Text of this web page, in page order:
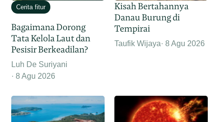
Cerita fitur
Bagaimana Dorong
Tata Kelola Laut dan
Pesisir Berkeadilan?
Luh De Suriyani
8 Agu 2026
Kisah Bertahannya
Danau Burung di
Tempirai
Taufik Wijaya 8 Agu 2026